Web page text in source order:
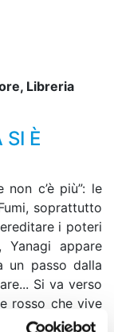
Libreria
SI È
c’è più”: le
soprattutto
i poteri
Yanagi appare
passo dalla
Si va verso
rosso che vive